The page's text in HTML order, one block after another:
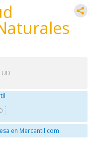
en Mercantil.com